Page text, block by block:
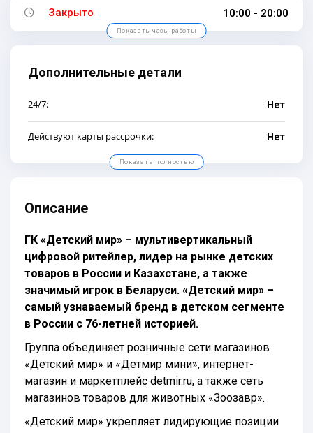
Закрыто 10:00 - 20:00
Показать часы работы
Дополнительные детали
24/7: Нет
Действуют карты рассрочки: Нет
Показать полностью
Описание
ГК «Детский мир» – мультивертикальный
цифровой ритейлер, лидер на рынке детских
товаров в России и Казахстане, а также
значимый игрок в Беларуси. «Детский мир» –
самый узнаваемый бренд в детском сегменте
в России с 76-летней историей.
Группа объединяет розничные сети магазинов
«Детский мир» и «Детмир мини», интернет-
магазин и маркетплейс detmir.ru, а также сеть
магазинов товаров для животных «Зоозавр».
«Детский мир» укрепляет лидирующие позиции